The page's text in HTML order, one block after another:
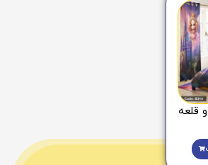
قلعه